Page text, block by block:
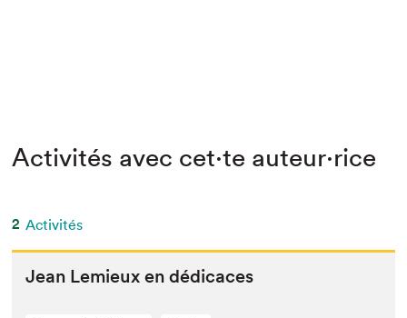
Activités avec cet·te auteur·rice
2 Activités
Jean Lemieux en dédicaces